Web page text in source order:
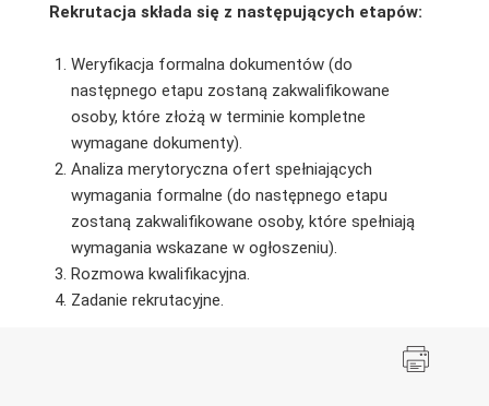
Rekrutacja składa się z następujących etapów:
Weryfikacja formalna dokumentów (do
następnego etapu zostaną zakwalifikowane
osoby, które złożą w terminie kompletne
wymagane dokumenty).
Analiza merytoryczna ofert spełniających
wymagania formalne (do następnego etapu
zostaną zakwalifikowane osoby, które spełniają
wymagania wskazane w ogłoszeniu).
Rozmowa kwalifikacyjna.
Zadanie rekrutacyjne.